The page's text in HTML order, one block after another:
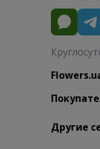
Другие